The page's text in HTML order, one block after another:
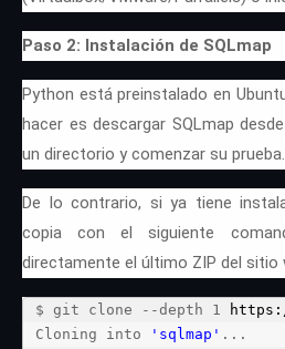
Paso 2: Instalación de SQLmap
Python está preinstalado en
hacer es descargar SQLmap
un directorio y comenzar su prueba.
De lo contrario, si ya tiene
copia con el siguiente
directamente el último ZIP del sitio
$ git clone --depth 1
Cloning into
'sqlmap' ...